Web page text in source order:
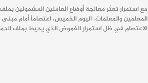
مع استمرار تعثر معالجة أوضاع العاملين المشمولين
المعلمين والمعلمات، اليوم الخميس، اعتصاماً أمام
الاعتصام في ظل استمرار الغموض الذي يحيط بملف الدمج المعلن بموجب اتفاق 29 كانون الثاني/يناير، والذي شمل آلاف العاملين في